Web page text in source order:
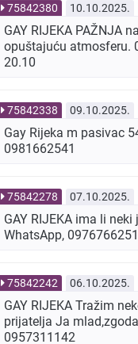
75842380 10.10.2025.
GAY RIJEKA PAŽNJA
opuštajuću atmosferu.
20.10
75842338 09.10.2025.
Gay Rijeka m pasivac
0981662541
75842278 07.10.2025.
GAY RIJEKA ima li
WhatsApp, 0976766251
75842242 06.10.2025.
GAY RIJEKA Tražim
prijatelja Ja
0957311142